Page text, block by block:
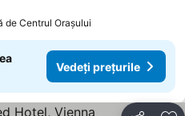
de Centrul Oraşului
Vedeți prețurile